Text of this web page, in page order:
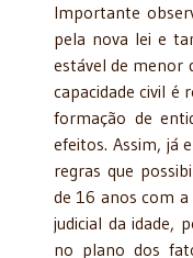
Importante
pela nova lei e
estável de menor
capacidade civil é
formação de
efeitos. Assim, já
regras que
de 16 anos com
judicial da idade,
no plano dos